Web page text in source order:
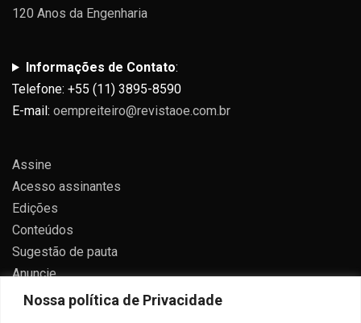
Nossa política de Privacidade
120 Anos da Engenharia
Informações de Contato:
Telefone: +55 (11) 3895-8590
E-mail: oempreiteiro@revistaoe.com.br
Assine
Acesso assinantes
Edições
Conteúdos
Sugestão de pauta
Anuncie
Contato